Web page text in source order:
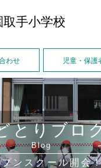
手小学校
わせ 児童・保護
とりブロ
Blog
ンスクール開会